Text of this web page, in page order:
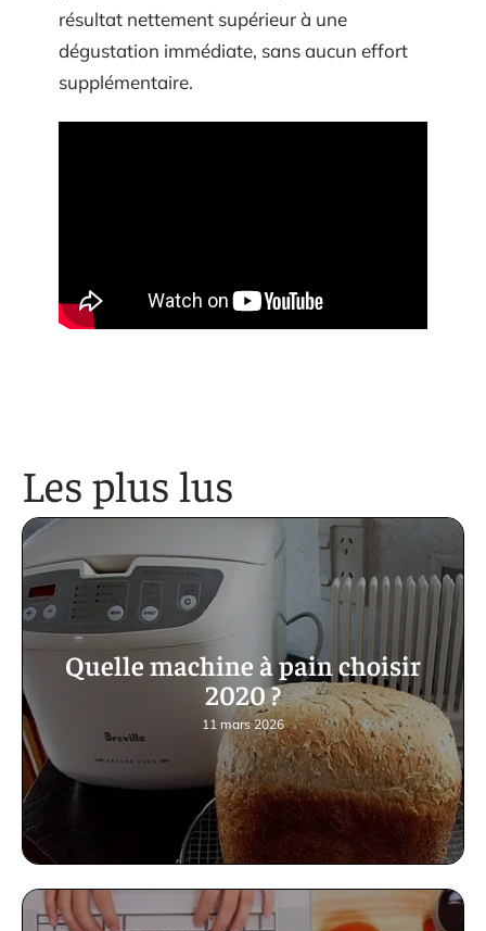
résultat nettement supérieur à une
dégustation immédiate, sans aucun effort
supplémentaire.
Les plus lus
Quelle machine à pain choisir
2020 ?
11 mars 2026